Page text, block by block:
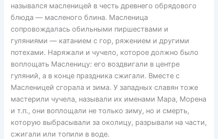
назывался масленицей в честь древнего обрядового
блюда — масленого блина. Масленица
сопровождалась обильными пиршествами и
гуляниями — катанием с гор, ряжением и другими
потехами. Наряжали и чучело, которое должно было
воплощать Масленицу: его воздвигали в центре
гуляний, а в конце праздника сжигали. Вместе с
Масленицей сгорала и зима. У западных славян тоже
мастерили чучела, называли их именами Мара, Морена
и т.п., они воплощали не только зиму, но и смерть,
которую выбрасывали за околицу, разрывали на части,
сжигали или топили в воде.